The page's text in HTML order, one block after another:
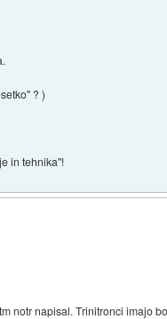
? )
in tehnika"!
notr napisal. Trinitronci imajo